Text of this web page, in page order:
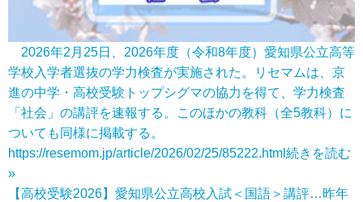
2026年2月25日、2026年度（令和8年度）愛知県公立高等
学校入学者選抜の学力検査が実施された。リセマムは、京
進の中学・高校受験トップシグマの協力を得て、学力検査
「社会」の講評を速報する。このほかの教科（全5教科）に
ついても同様に掲載する。
https://resemom.jp/article/2026/02/25/85222.html 続きを読む
»
【高校受験2026】愛知県公立高校入試＜国語＞講評…昨年